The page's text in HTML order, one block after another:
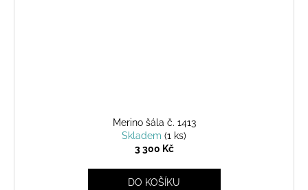
Merino šála č. 1413
Skladem (1 ks)
3 300 Kč
DO KOŠÍKU